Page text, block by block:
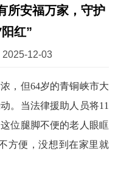
所安福万家，守护
红”
2025-12-03
但64岁的青铜峡市大
。当法律援助人员将11
位腿脚不便的老人眼眶
方便，没想到在家里就